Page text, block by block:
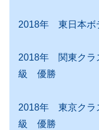
2018年 東日本ボ
2018年 関東クラ
級 優勝
2018年 東京クラ
級 優勝